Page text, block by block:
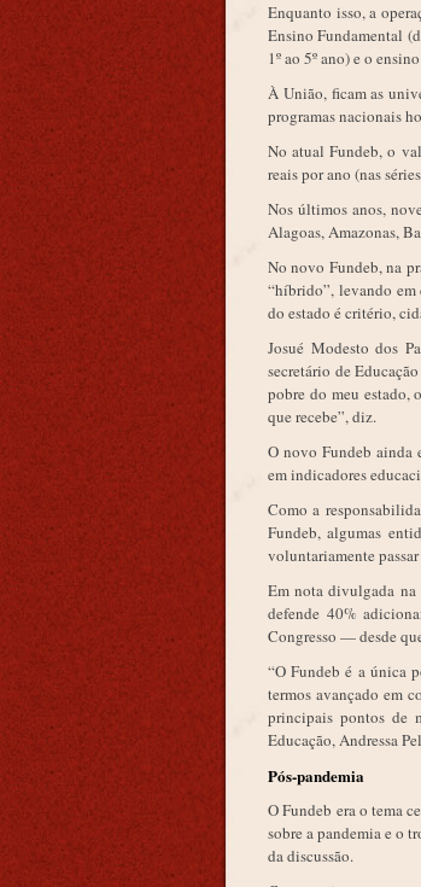
Enquanto isso, a
Ensino Fundamental
1º ao 5º ano) e o
À União, ficam as
programas nacionais
No atual Fundeb, o
reais por ano (nas
Nos últimos anos,
Alagoas, Amazonas,
No novo Fundeb, na
“híbrido”, levando em
do estado é critério,
Josué Modesto dos
secretário de
pobre do meu estado,
que recebe”, diz.
O novo Fundeb ainda
em indicadores
Como a
Fundeb, algumas
voluntariamente
Em nota divulgada na
defende 40%
Congresso — desde
“O Fundeb é a única
termos avançado em
principais pontos de
Educação, Andressa
Pós-pandemia
O Fundeb era o tema
sobre a pandemia e o
da discussão.